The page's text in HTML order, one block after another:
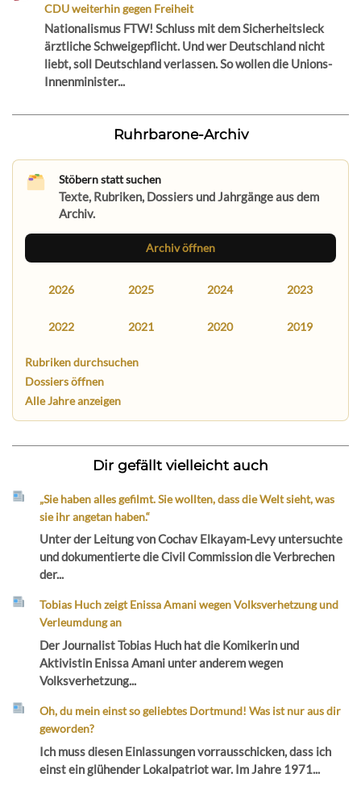
CDU weiterhin gegen Freiheit
Nationalismus FTW! Schluss mit dem Sicherheitsleck
ärztliche Schweigepflicht. Und wer Deutschland nicht
liebt, soll Deutschland verlassen. So wollen die Unions-
Innenminister...
Ruhrbarone-Archiv
Stöbern statt suchen
Texte, Rubriken, Dossiers und Jahrgänge aus dem
Archiv.
Archiv öffnen
2026 2025 2024 2023
2022 2021 2020 2019
Rubriken durchsuchen
Dossiers öffnen
Alle Jahre anzeigen
Dir gefällt vielleicht auch
„Sie haben alles gefilmt. Sie wollten, dass die Welt sieht, was
sie ihr angetan haben.“
Unter der Leitung von Cochav Elkayam-Levy untersuchte
und dokumentierte die Civil Commission die Verbrechen
der...
Tobias Huch zeigt Enissa Amani wegen Volksverhetzung und
Verleumdung an
Der Journalist Tobias Huch hat die Komikerin und
Aktivistin Enissa Amani unter anderem wegen
Volksverhetzung...
Oh, du mein einst so geliebtes Dortmund! Was ist nur aus dir
geworden?
Ich muss diesen Einlassungen vorrausschicken, dass ich
einst ein glühender Lokalpatriot war. Im Jahre 1971...